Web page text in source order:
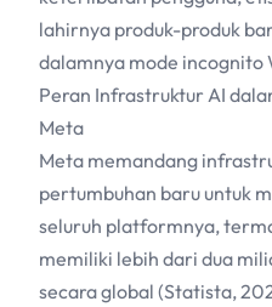
lahirnya produk-produk
dalamnya mode incognito
Peran Infrastruktur AI
Meta
Meta memandang
pertumbuhan baru untuk
seluruh platformnya,
memiliki lebih dari dua
secara global (Statista,